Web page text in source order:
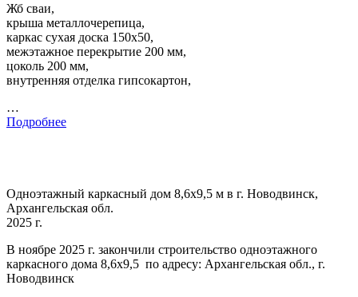
Жб сваи,
крыша металлочерепица,
каркас сухая доска 150х50,
межэтажное перекрытие 200 мм,
цоколь 200 мм,
внутренняя отделка гипсокартон,
…
Подробнее
Одноэтажный каркасный дом 8,6х9,5 м в г. Новодвинск,
Архангельская обл.
2025 г.
В ноябре 2025 г. закончили строительство одноэтажного
каркасного дома 8,6х9,5 по адресу: Архангельская обл., г.
Новодвинск